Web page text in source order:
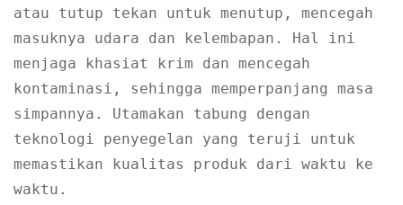
atau tutup tekan untuk menutup, mencegah
masuknya udara dan kelembapan. Hal ini
menjaga khasiat krim dan mencegah
kontaminasi, sehingga memperpanjang masa
simpannya. Utamakan tabung dengan
teknologi penyegelan yang teruji untuk
memastikan kualitas produk dari waktu ke
waktu.